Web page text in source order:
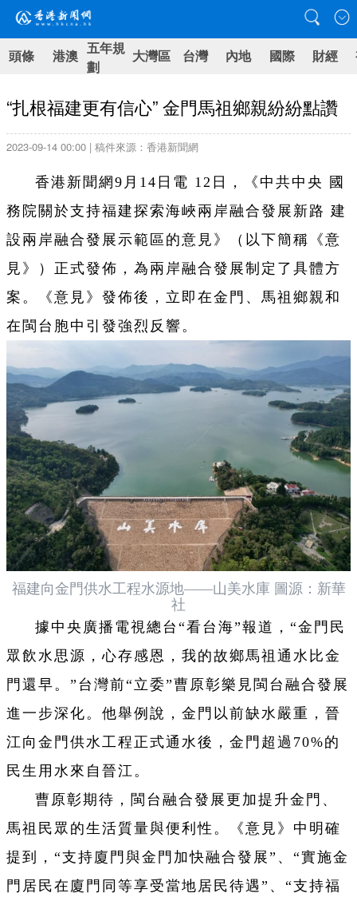
頭條 港澳 五年規
劃
大灣區 台灣 內地 國際 財經
“扎根福建更有信心” 金門馬祖鄉親紛紛點讚
2023-09-14 00:00 | 稿件來源：香港新聞網
香港新聞網9月14日電 12日，《中共中央 國
務院關於支持福建探索海峽兩岸融合發展新路 建
設兩岸融合發展示範區的意見》（以下簡稱《意
見》）正式發佈，為兩岸融合發展制定了具體方
案。《意見》發佈後，立即在金門、馬祖鄉親和
在閩台胞中引發強烈反響。
福建向金門供水工程水源地——山美水庫 圖源：新華
社
據中央廣播電視總台“看台海”報道，“金門民
眾飲水思源，心存感恩，我的故鄉馬祖通水比金
門還早。”台灣前“立委”曹原彰樂見閩台融合發展
進一步深化。他舉例說，金門以前缺水嚴重，晉
江向金門供水工程正式通水後，金門超過70%的
民生用水來自晉江。
曹原彰期待，閩台融合發展更加提升金門、
馬祖民眾的生活質量與便利性。《意見》中明確
提到，“支持廈門與金門加快融合發展”、“實施金
門居民在廈門同等享受當地居民待遇”、“支持福